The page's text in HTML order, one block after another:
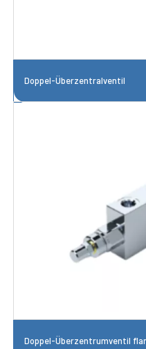
Doppel-Überzentralventil
Doppel-Überzentrumventil